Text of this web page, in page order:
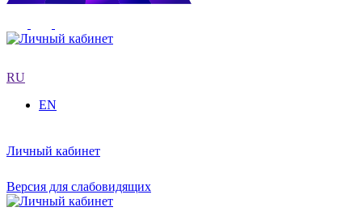
RU
EN
Личный кабинет
Версия для слабовидящих